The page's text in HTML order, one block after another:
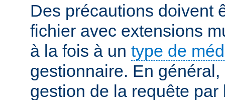
Des précautions doivent
fichier avec extensions
à la fois à un type de
gestionnaire. En
gestion de la requête